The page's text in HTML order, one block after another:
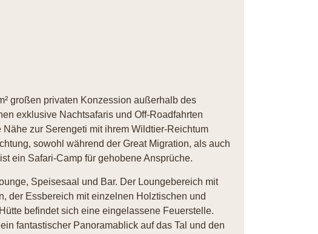
großen privaten Konzession außerhalb des
exklusive Nachtsafaris und Off-Roadfahrten
zur Serengeti mit ihrem Wildtier-Reichtum
sowohl während der Great Migration, als auch
ein Safari-Camp für gehobene Ansprüche.
Speisesaal und Bar. Der Loungebereich mit
der Essbereich mit einzelnen Holztischen und
befindet sich eine eingelassene Feuerstelle.
fantastischer Panoramablick auf das Tal und den